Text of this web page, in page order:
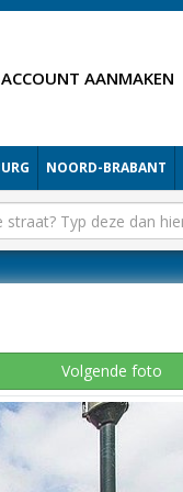
ACCOUNT AANMAKEN
NOORD-BRABANT
Volgende foto